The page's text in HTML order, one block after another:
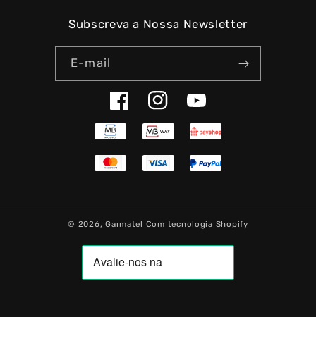
Subscreva a Nossa Newsletter
E-mail
FacebookInstagramYouTube
© 2026,Garmatel Com tecnologia Shopify